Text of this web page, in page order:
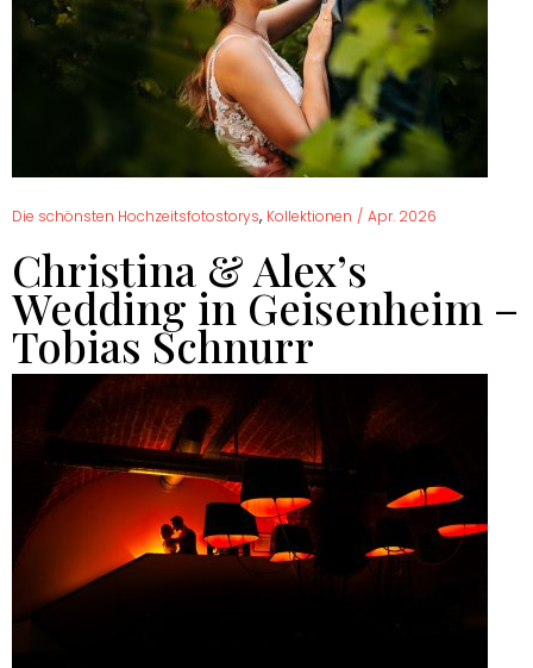
Die schönsten Hochzeitsfotostorys, Kollektionen / Apr. 2026
Christina & Alex’s
Wedding in Geisenheim –
Tobias Schnurr